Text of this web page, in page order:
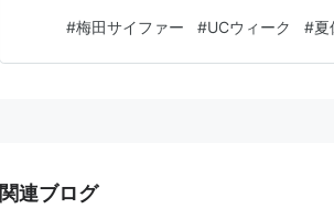
る！ ジャグちゃんなりにラップをし
です！ 渋…
#梅田サイファー #UCウィーク #夏
関連ブログ